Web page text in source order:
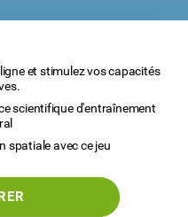
et stimulez vos capacités
scientifique d'entraînement
spatiale avec ce jeu